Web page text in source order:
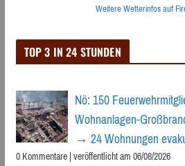
Weitere Wetterinfos auf
TOP 3 IN 24 STUNDEN
Nö: 150
Wohnanlagen-
→ 24 Wohnungen
0 Kommentare|veröffentlicht am 06/08/2026